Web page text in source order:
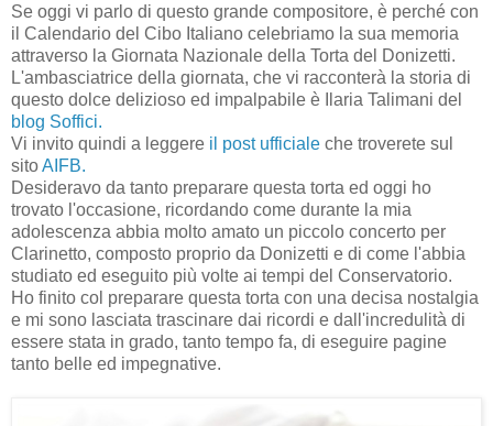
Se oggi vi parlo di questo grande compositore, è perché con
il Calendario del Cibo Italiano celebriamo la sua memoria
attraverso la Giornata Nazionale della Torta del Donizetti.
L'ambasciatrice della giornata, che vi racconterà la storia di
questo dolce delizioso ed impalpabile è Ilaria Talimani del
blog Soffici.
Vi invito quindi a leggere il post ufficiale che troverete sul
sitoAIFB.
Desideravo da tanto preparare questa torta ed oggi ho
trovato l'occasione, ricordando come durante la mia
adolescenza abbia molto amato un piccolo concerto per
Clarinetto, composto proprio da Donizetti e di come l'abbia
studiato ed eseguito più volte ai tempi del Conservatorio.
Ho finito col preparare questa torta con una decisa nostalgia
e mi sono lasciata trascinare dai ricordi e dall'incredulità di
essere stata in grado, tanto tempo fa, di eseguire pagine
tanto belle ed impegnative.